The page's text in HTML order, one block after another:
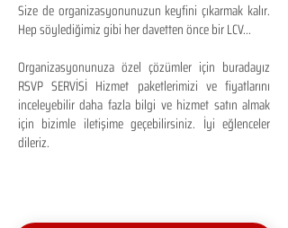
Size de organizasyonunuzun keyfini çıkarmak kalır.
Hep söylediğimiz gibi her davetten önce bir LCV...
Organizasyonunuza özel çözümler için buradayız
RSVP SERVİSİ Hizmet paketlerimizi ve fiyatlarını
inceleyebilir daha fazla bilgi ve hizmet satın almak
için bizimle iletişime geçebilirsiniz. İyi eğlenceler
dileriz.